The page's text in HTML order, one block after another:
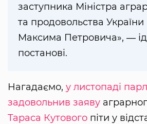
заступника Міністра
та продовольства
Максима Петровича», ―
постанові.
Нагадаємо, у листопаді
задовольнив заяву
Тараса Кутового піти у